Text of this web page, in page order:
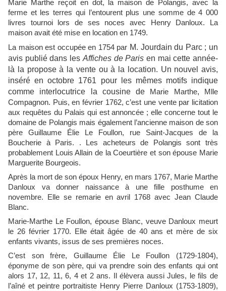
Marie Marthe reçoit en dot, la maison de Polangis, avec la
ferme et les terres qui l’entourent plus une somme de 4 000
livres tournoi lors de ses noces avec Henry Danloux. La
maison avait été mise en location en 1749.
La maison est occupée en 1754 par M. Jourdain du Parc ; un
avis publié dans les Affiches de Paris en mai cette année-
là la propose à la vente ou à la location. Un nouvel avis,
inséré en octobre 1761 pour les mêmes motifs indique
comme interlocutrice la cousine de
Marie Marthe,
Mlle
Compagnon. Puis, en février 1762, c’est une vente par licitation
aux requêtes du Palais qui est annoncée ; elle concerne tout le
domaine de Polangis mais également l’ancienne maison de son
père Guillaume Élie Le Foullon, rue Saint-Jacques de la
Boucherie à Paris. . Les acheteurs de Polangis sont très
probablement Louis Allain de la Coeurtière et son épouse Marie
Marguerite Bourgeois.
Après la mort de son époux Henry, en mars 1767, Marie Marthe
Danloux va donner naissance à une fille posthume en
novembre. Elle se remarie en avril 1768 avec Jean Claude
Blanc.
Marie-Marthe Le Foullon, épouse Blanc, veuve Danloux meurt
le 26 février 1770. Elle était âgée de 40 ans et mère de six
enfants vivants, issus de ses premières noces.
C’est son frère, Guillaume Élie Le Foullon (1729-1804),
éponyme de son père, qui va prendre soin des enfants qui ont
alors 17, 12, 11, 6, 4 et 2 ans. Il élèvera aussi Jules, le fils de
l’aîné et peintre portraitiste Henry Pierre Danloux (1753-1809),